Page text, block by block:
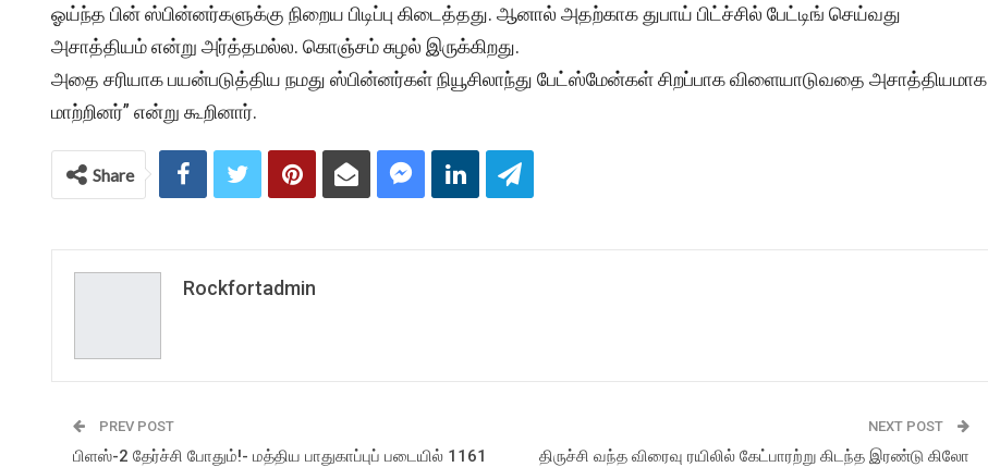
ஓய்ந்த பின் ஸ்பின்னர்களுக்கு நிறைய பிடிப்பு கிடைத்தது. ஆனால் அதற்காக துபாய் பிட்ச்சில் பேட்டிங் செய்வது
அசாத்தியம் என்று அர்த்தமல்ல. கொஞ்சம் சுழல் இருக்கிறது.
அதை சரியாக பயன்படுத்திய நமது ஸ்பின்னர்கள் நியூசிலாந்து பேட்ஸ்மேன்கள் சிறப்பாக விளையாடுவதை அசாத்தியமாக
மாற்றினர்” என்று கூறினார்.
Share
Rockfortadmin
PREV POST
பிளஸ்-2 தேர்ச்சி போதும்!- மத்திய பாதுகாப்புப் படையில் 1161
NEXT POST
திருச்சி வந்த விரைவு ரயிலில் கேட்பாரற்று கிடந்த இரண்டு கிலோ